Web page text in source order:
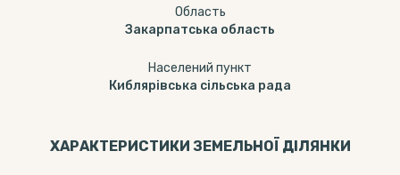
Область
Закарпатська область
Населений пункт
Киблярівська сільська рада
ХАРАКТЕРИСТИКИ ЗЕМЕЛЬНОЇ ДІЛЯНКИ